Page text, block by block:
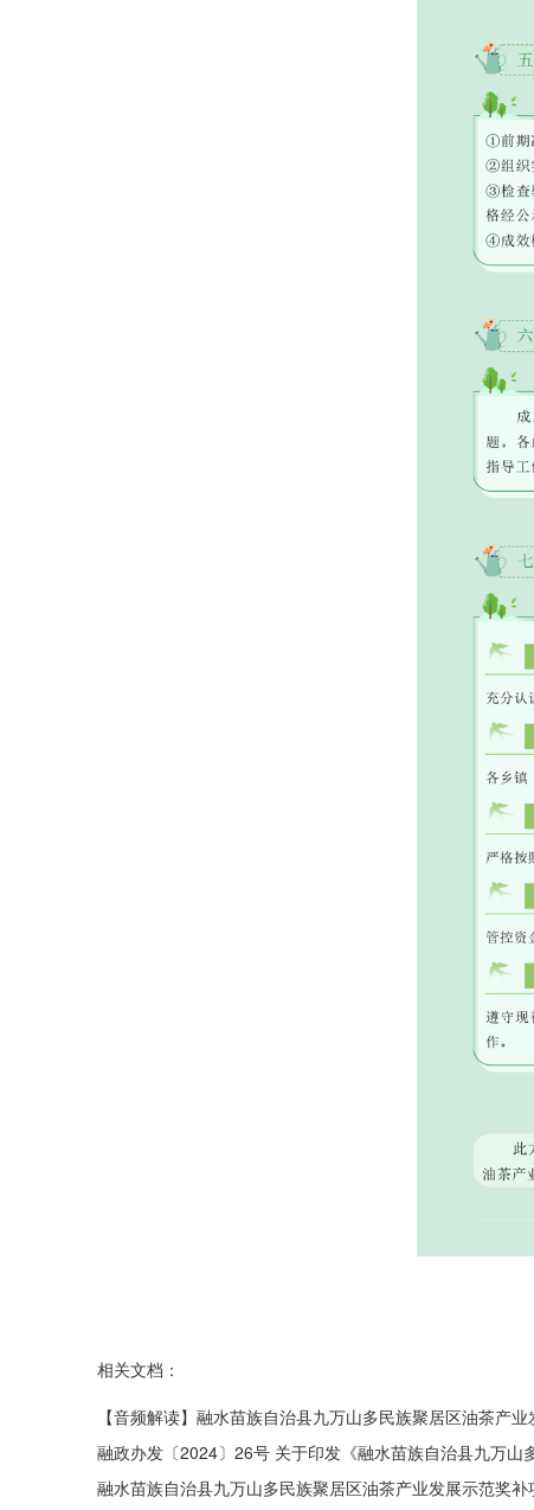
相关文档：
【音频解读】融水苗族自治县九万山多民族聚居区油茶产
融政办发〔2024〕26号 关于印发《融水苗族自治县九万
融水苗族自治县九万山多民族聚居区油茶产业发展示范奖